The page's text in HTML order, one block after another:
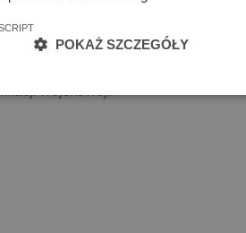
może z ważnych przyczyn (np.
o tym wójta (burmistrza,
przyczyny niestawienia
wojskowej.
POKAŻ SZCZEGÓŁY